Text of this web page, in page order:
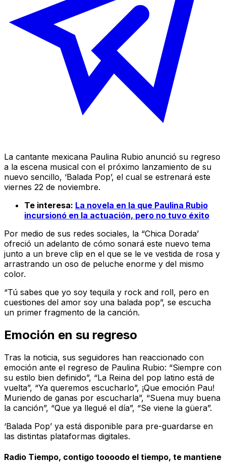
La cantante mexicana Paulina Rubio anunció su regreso
a la escena musical con el próximo lanzamiento de su
nuevo sencillo, ‘Balada Pop’, el cual se estrenará este
viernes 22 de noviembre.
Te interesa: La novela en la que Paulina Rubio
incursionó en la actuación, pero no tuvo éxito
Por medio de sus redes sociales, la “Chica Dorada’
ofreció un adelanto de cómo sonará este nuevo tema
junto a un breve clip en el que se le ve vestida de rosa y
arrastrando un oso de peluche enorme y del mismo
color.
“Tú sabes que yo soy tequila y rock and roll, pero en
cuestiones del amor soy una balada pop”, se escucha
un primer fragmento de la canción.
Emoción en su regreso
Tras la noticia, sus seguidores han reaccionado con
emoción ante el regreso de Paulina Rubio: “Siempre con
su estilo bien definido”, “La Reina del pop latino está de
vuelta”, “Ya queremos escucharlo”, ¡Que emoción Pau!
Muriendo de ganas por escucharla”, “Suena muy buena
la canción”, “Que ya llegué el día”, “Se viene la güera”.
‘Balada Pop’ ya está disponible para pre-guardarse en
las distintas plataformas digitales.
Radio Tiempo, contigo toooodo el tiempo, te mantiene